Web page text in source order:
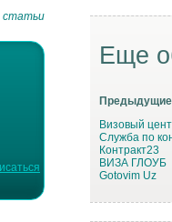
статьи
Еще
Визовый
Служба по
Контракт23
ВИЗА ГЛОУБ
Gotovim Uz